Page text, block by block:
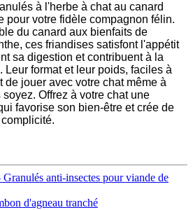
à l'herbe à chat au canard
pour votre fidèle compagnon félin.
du canard aux bienfaits de
ces friandises satisfont l'appétit
sa digestion et contribuent à la
Leur format et leur poids, faciles à
de jouer avec votre chat même à
Offrez à votre chat une
favorise son bien-être et crée de
anti-insectes pour viande de
d'agneau tranché